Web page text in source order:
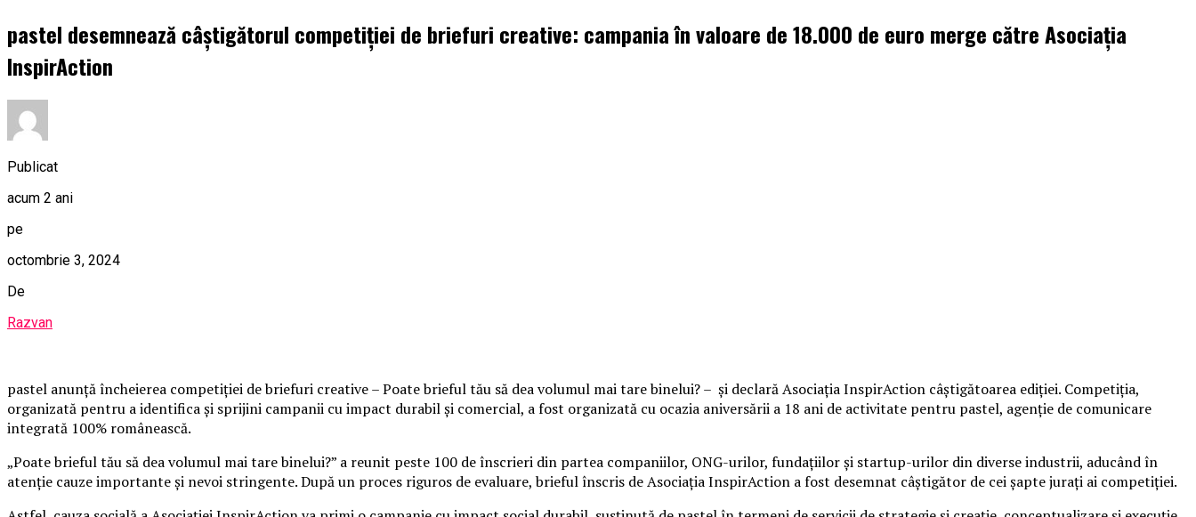
pastel desemnează câștigătorul competiției de briefuri creative: campania în valoare de 18.000 de euro merge către Asociația
InspirAction
Publicat
acum 2 ani
pe
octombrie 3, 2024
De
Razvan
pastel anunță încheierea competiției de briefuri creative – Poate brieful tău să dea volumul mai tare binelui? – și declară Asociația InspirAction câștigătoarea ediției. Competiția,
organizată pentru a identifica și sprijini campanii cu impact durabil și comercial, a fost organizată cu ocazia aniversării a 18 ani de activitate pentru pastel, agenție de comunicare
integrată 100% românească.
„Poate brieful tău să dea volumul mai tare binelui?” a reunit peste 100 de înscrieri din partea companiilor, ONG-urilor, fundațiilor și startup-urilor din diverse industrii, aducând în
atenție cauze importante și nevoi stringente. După un proces riguros de evaluare, brieful înscris de Asociația InspirAction a fost desemnat câștigător de cei șapte jurați ai competiției.